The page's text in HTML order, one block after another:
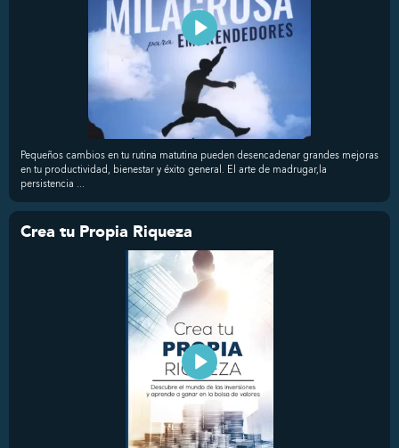
Pequeños cambios en tu rutina matutina pueden desencadenar grandes mejoras
en tu productividad, bienestar y éxito general. El arte de madrugar,la
persistencia ...
Crea tu Propia Riqueza